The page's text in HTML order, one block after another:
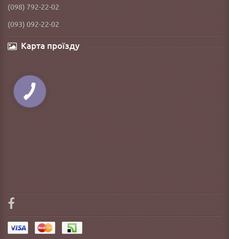
(098) 792-22-02
(093) 092-22-02
Карта проїзду